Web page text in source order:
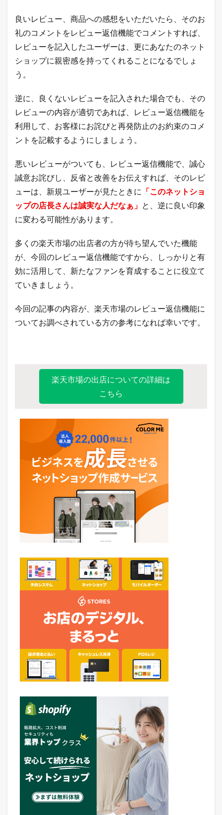
良いレビュー、商品への感想をいただいたら、そのお
礼のコメントをレビュー返信機能でコメントすれば、
レビューを記入したユーザーは、更にあなたのネット
ショップに親密感を持ってくれることになるでしょ
う。
逆に、良くないレビューを記入された場合でも、その
レビューの内容が適切であれば、レビュー返信機能を
利用して、お客様にお詫びと再発防止のお約束のコメ
ントを記載するようにしましょう。
悪いレビューがついても、レビュー返信機能で、誠心
誠意お詫びし、反省と改善をお伝えすれば、そのレビ
ューは、新規ユーザーが見たときに 「このネットショ
ップの店長さんは誠実な人だなぁ」 と、逆に良い印象
に変わる可能性があります。
多くの楽天市場の出店者の方が待ち望んでいた機能
が、今回のレビュー返信機能ですから、しっかりと有
効に活用して、新たなファンを育成することに役立て
ていきましょう。
今回の記事の内容が、楽天市場のレビュー返信機能に
ついてお調べされている方の参考になれば幸いです。
楽天市場の出店についての詳細は
こちら